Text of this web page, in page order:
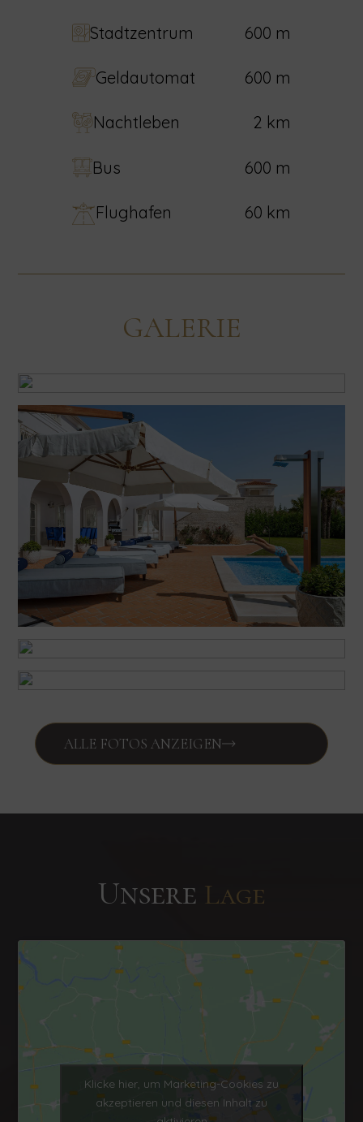
Stadtzentrum 600 m
Geldautomat 600 m
Nachtleben 2 km
Bus 600 m
Flughafen 60 km
GALERIE
ALLE FOTOS ANZEIGEN
Unsere Lage
Klicke hier, um Marketing-Cookies zu
akzeptieren und diesen Inhalt zu